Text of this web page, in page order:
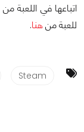
اتباعها في اللعبة من
للعبة منهنا.
Steam